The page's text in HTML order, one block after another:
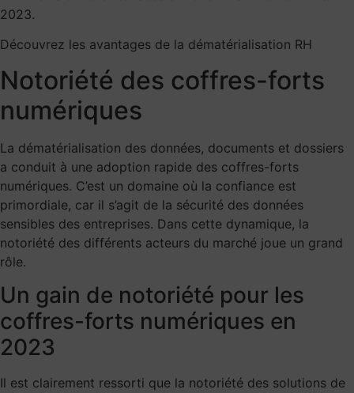
2023.
Découvrez les avantages de la dématérialisation RH
Notoriété des coffres-forts
numériques
La dématérialisation des données, documents et dossiers
a conduit à une adoption rapide des coffres-forts
numériques. C’est un domaine où la confiance est
primordiale, car il s’agit de la sécurité des données
sensibles des entreprises. Dans cette dynamique, la
notoriété des différents acteurs du marché joue un grand
rôle.
Un gain de notoriété pour les
coffres-forts numériques en
2023
Il est clairement ressorti que la notoriété des solutions de